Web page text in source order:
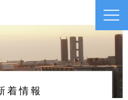
toggle
着情報